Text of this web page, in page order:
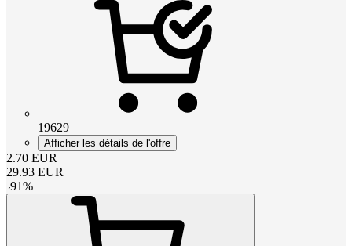
19629
Afficher les détails de l'offre
2.70 EUR
29.93 EUR
-91%